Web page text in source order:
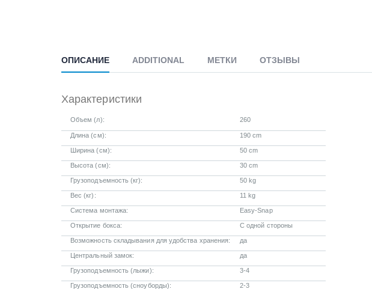
ОПИСАНИЕ ADDITIONAL МЕТКИ ОТЗЫВЫ
Характеристики
Объем (л): 260
Длина (см): 190 cm
Ширина (см): 50 cm
Высота (см): 30 cm
Грузоподъемность (кг): 50 kg
Вес (кг): 11 kg
Система монтажа: Easy-Snap
Открытие бокса: С одной стороны
Возможность складывания для удобства хранения: да
Центральный замок: да
Грузоподъемность (лыжи): 3-4
Грузоподъемность (сноуборды): 2-3